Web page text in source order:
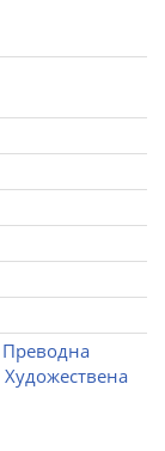
Преводна
Художествена